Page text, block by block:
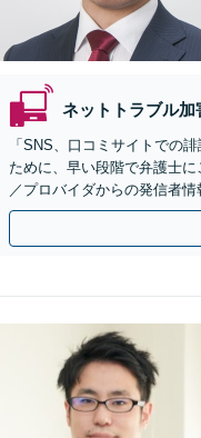
ネットトラブル加
「SNS、口コミサイトでの
ために、早い段階で弁護士
／プロバイダからの発信者
人の風評被害対策にも対応